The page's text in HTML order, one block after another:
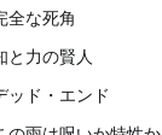
全な死角
と力の賢人
ッド・エンド